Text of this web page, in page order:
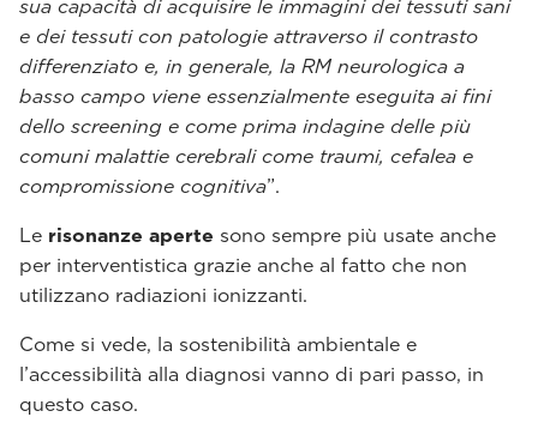
sua capacità di acquisire le immagini dei tessuti sani
e dei tessuti con patologie attraverso il contrasto
differenziato e, in generale, la RM neurologica a
basso campo viene essenzialmente eseguita ai fini
dello screening e come prima indagine delle più
comuni malattie cerebrali come traumi, cefalea e
compromissione cognitiva”.
Le risonanze aperte sono sempre più usate anche
per interventistica grazie anche al fatto che non
utilizzano radiazioni ionizzanti.
Come si vede, la sostenibilità ambientale e
l’accessibilità alla diagnosi vanno di pari passo, in
questo caso.